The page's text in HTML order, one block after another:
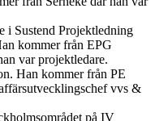
i Sustend Projektledning
kommer från EPG
var projektledare.
Han kommer från PE
vvs &
på IV